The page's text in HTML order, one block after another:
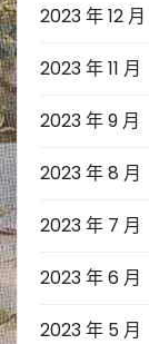
2023 年 12 月
2023 年 11 月
2023 年 9 月
2023 年 8 月
2023 年 7 月
2023 年 6 月
2023 年 5 月